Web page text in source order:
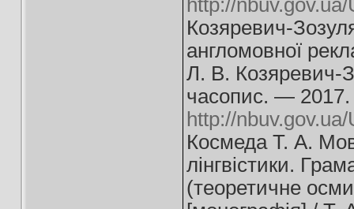
http://
Козяревич-
англомовної
Л. В. Козяревич-
часопис. —
http://
Космеда Т. А.
лінгвістики.
(теоретичне